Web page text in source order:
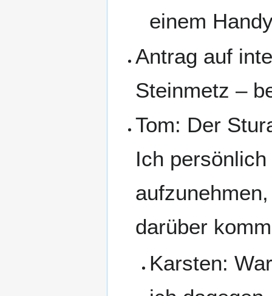
einem
Antrag auf
Steinmetz –
Tom: Der
Ich
darüber
Karsten: